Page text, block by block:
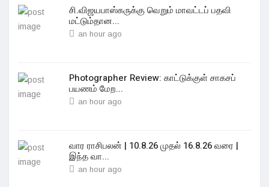
சி.விஜயபாஸ்கருக்கு வெறும் மாவட்டப் பதவி
மட்டும்தான...
an hour ago
Photographer Review: காட்டுக்குள் சாகசப்
பயணம் மேற...
an hour ago
வார ராசிபலன் | 10.8.26 முதல் 16.8.26 வரை |
இந்த வா...
an hour ago